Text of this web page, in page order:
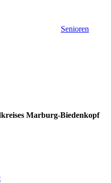
Senioren
Marburg-Biedenkopf